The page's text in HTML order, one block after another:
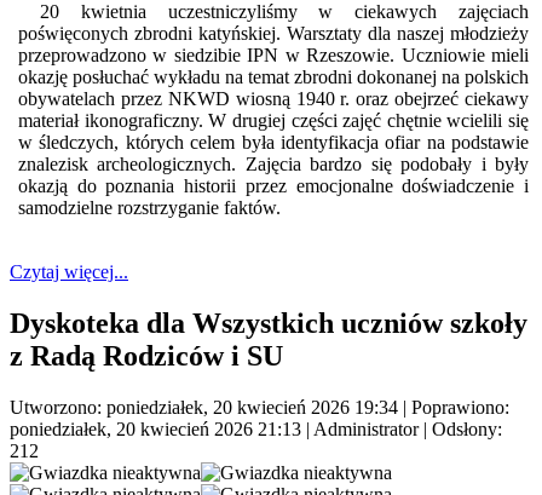
20 kwietnia uczestniczyliśmy w ciekawych zajęciach
poświęconych zbrodni katyńskiej. Warsztaty dla naszej młodzieży
przeprowadzono w siedzibie IPN w Rzeszowie. Uczniowie mieli
okazję posłuchać wykładu na temat zbrodni dokonanej na polskich
obywatelach przez NKWD wiosną 1940 r. oraz obejrzeć ciekawy
materiał ikonograficzny. W drugiej części zajęć chętnie wcielili się
w śledczych, których celem była identyfikacja ofiar na podstawie
znalezisk archeologicznych. Zajęcia bardzo się podobały i były
okazją do poznania historii przez emocjonalne doświadczenie i
samodzielne rozstrzyganie faktów.
Czytaj więcej...
Dyskoteka dla Wszystkich uczniów szkoły
z Radą Rodziców i SU
Utworzono: poniedziałek, 20 kwiecień 2026 19:34 | Poprawiono:
poniedziałek, 20 kwiecień 2026 21:13 | Administrator| Odsłony:
212